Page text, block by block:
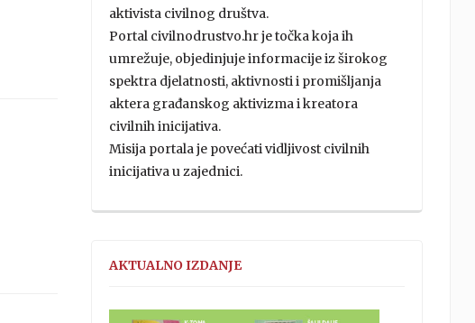
aktivista civilnog društva.
Portal civilnodrustvo.hr je točka koja ih
umrežuje, objedinjuje informacije iz širokog
spektra djelatnosti, aktivnosti i promišljanja
aktera građanskog aktivizma i kreatora
civilnih inicijativa.
Misija portala je povećati vidljivost civilnih
inicijativa u zajednici.
AKTUALNO IZDANJE